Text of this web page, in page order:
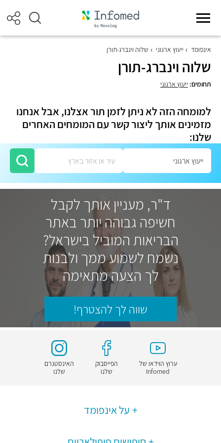
אינפומד ייעוץ ארגוני שלוה וינברג-תורן
שלוה וינברג-תורן
תחומים: ייעוץ ארגוני
למומחה הזה לא ניתן לזמן תור אצלנו, אבל אנחנו
מזמינים אותך ליצור קשר עם המומחים האחרים
שלנו:
ד"ר, מעניין אותך לקבל
חשיפה גבוהה יותר באתר
הבריאות המוביל בישראל?
נשמח לשמוע ממך ולבנות
לך הצעה מתאימה
שווה לך להצטרף!
ערוץ הוידאו של
Infomed
הפייסבוק
שלנו
האינסטגרם
שלנו
על אינפומד